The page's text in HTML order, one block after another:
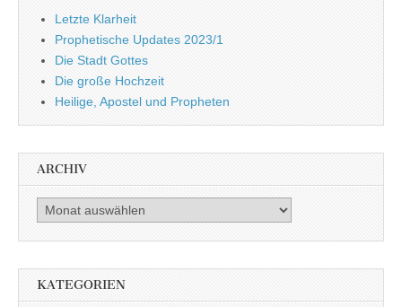
Letzte Klarheit
Prophetische Updates 2023/1
Die Stadt Gottes
Die große Hochzeit
Heilige, Apostel und Propheten
ARCHIV
Archiv
KATEGORIEN